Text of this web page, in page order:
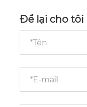
hạn sử dụng và
Để lại cho